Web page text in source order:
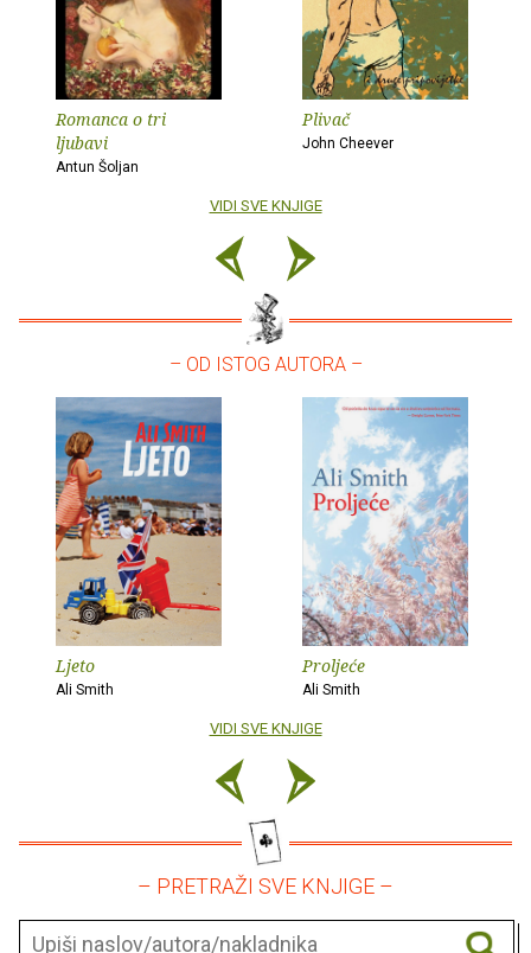
Romanca o tri
ljubavi
Antun Šoljan
Plivač
John Cheever
VIDI SVE KNJIGE
– OD ISTOG AUTORA –
Ljeto
Ali Smith
Proljeće
Ali Smith
VIDI SVE KNJIGE
– PRETRAŽI SVE KNJIGE –